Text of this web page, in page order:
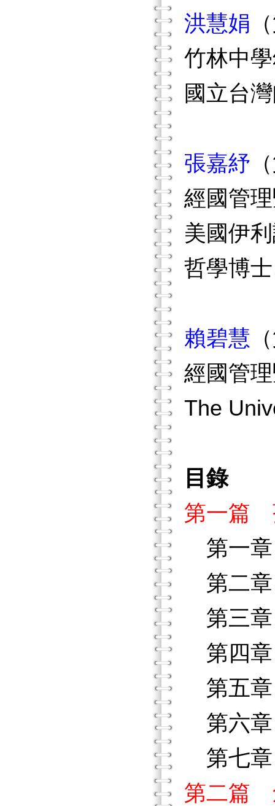
洪慧娟
竹林中
國立台
張嘉紓
經國管
美國伊
哲學博
賴碧慧
經國管
The
目錄
第一篇
第一
第二
第三
第四
第五
第六
第七
第二篇